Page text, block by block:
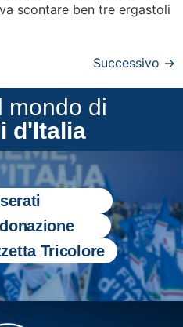
scontare ben tre ergastoli
Successivo →
mondo di
d'Italia
Tricolore